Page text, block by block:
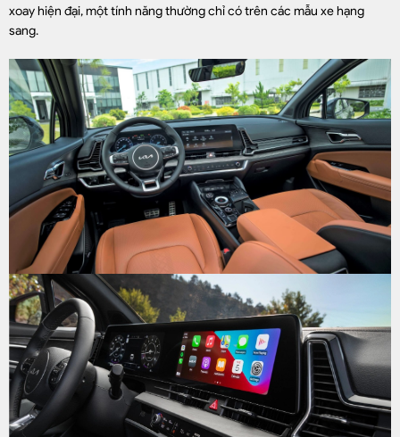
xoay hiện đại, một tính năng thường chỉ có trên các mẫu xe hạng
sang.